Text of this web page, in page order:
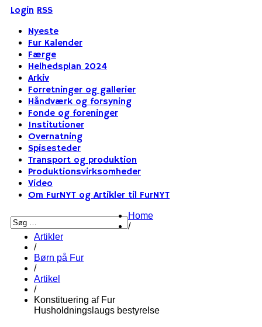
Login RSS
Nyeste
Fur Kalender
Færge
Helhedsplan 2024
Arkiv
Forretninger og gallerier
Håndværk og forsyning
Fonde og foreninger
Institutioner
Overnatning
Spisesteder
Transport og produktion
Produktionsvirksomheder
Video
Om FurNYT og Artikler til FurNYT
Home
/
Artikler
/
Børn på Fur
/
Artikel
/
Konstituering af Fur
Husholdningslaugs bestyrelse